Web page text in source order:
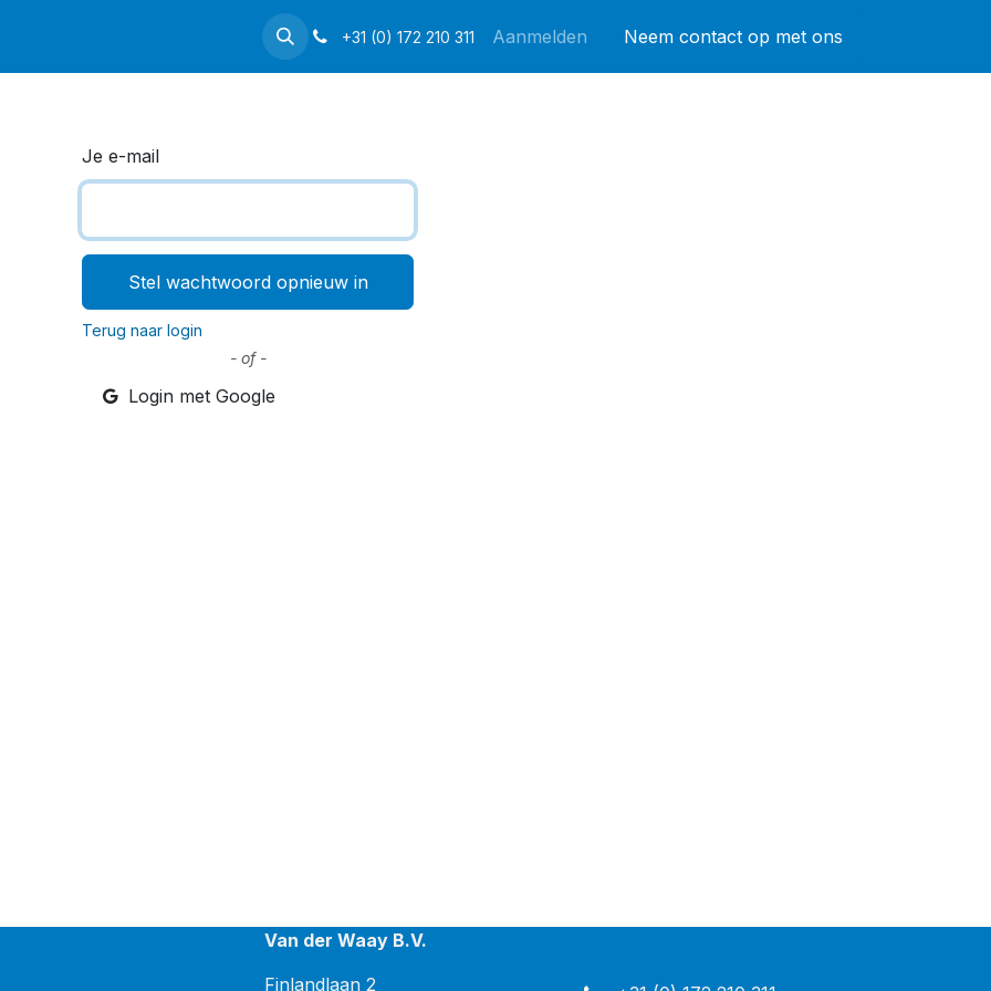
+31 (0) 172 210 311 Aanmelden Neem contact op met ons
Je e-mail
Stel wachtwoord opnieuw in
Terug naar login
- of -
Login met Google
Van der Waay B.V.
Finlandlaan 2